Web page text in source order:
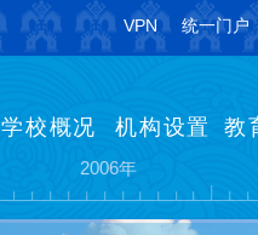
VPN 统一门户
学校概况 机构设置 教
更名为琼州学院（本科）
2006年